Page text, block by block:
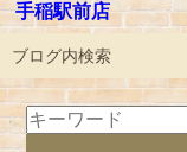
手稲駅前店
ブログ内検索